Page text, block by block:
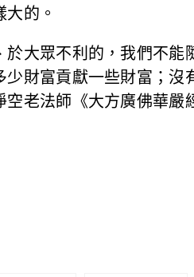
的。
大眾不利的，我們不能
財富貢獻一些財富；沒
老法師《大方廣佛華嚴